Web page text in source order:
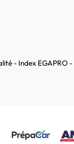
- Index EGAPRO -